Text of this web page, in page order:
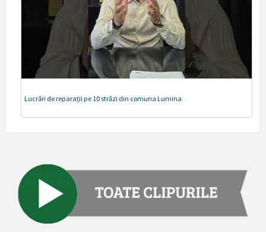
Lucrări de reparații pe 10 străzi din comuna Lumina